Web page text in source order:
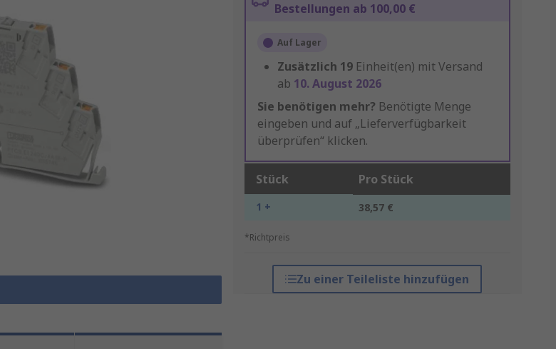
Bestellungen ab 100,00 €
Auf Lager
Zusätzlich 19 Einheit(en) mit Versand
ab 10. August 2026
Sie benötigen mehr? Benötigte Menge
eingeben und auf „Lieferverfügbarkeit
überprüfen“ klicken.
Stück Pro Stück
1 + 38,57 €
*Richtpreis
Zu einer Teileliste hinzufügen